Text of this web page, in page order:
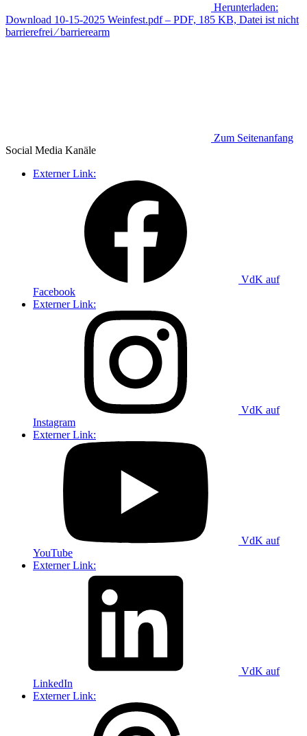
Herunterladen:
Download 10-15-2025 Weinfest.pdf – PDF, 185 KB, Datei ist nicht
barrierefrei ⁄ barrierearm
Zum Seitenanfang
Social Media Kanäle
Externer Link:
VdK auf
Facebook
Externer Link:
VdK auf
Instagram
Externer Link:
VdK auf
YouTube
Externer Link:
VdK auf
LinkedIn
Externer Link: